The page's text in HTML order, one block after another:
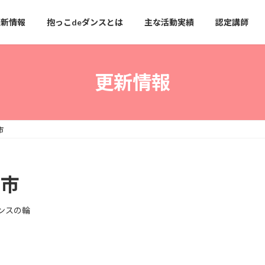
情報 抱っこdeダンスとは 主な活動実績 認定講師
更新情報
スの輪